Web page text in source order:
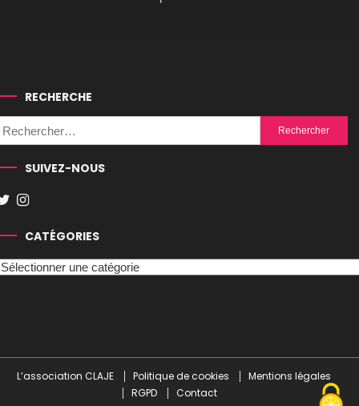
RECHERCHE
Rechercher :
SUIVEZ-NOUS
CATÉGORIES
L’association CLAJE Politique de cookies
Mentions légales
RGPD
Contact